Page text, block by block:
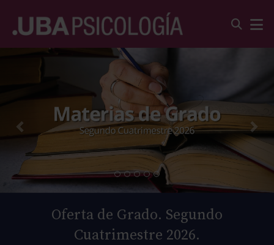
Oferta de Grado. Segundo
Cuatrimestre 2026.